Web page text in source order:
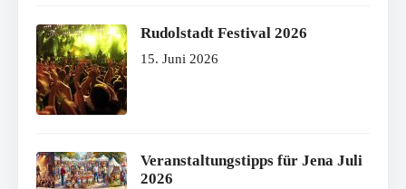
Rudolstadt Festival 2026
15. Juni 2026
Veranstaltungstipps für Jena Juli
2026